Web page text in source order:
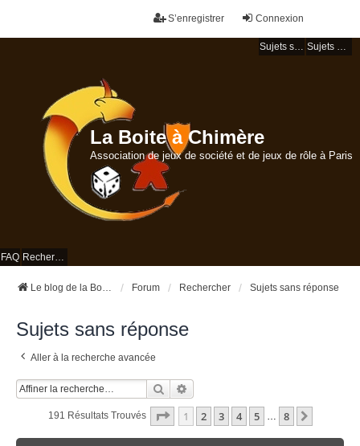
Connexion
S’enregistrer
Sujets sans réponse Sujets actifs
La Boite à Chimère
Association de jeux de société et de jeux de rôle à Paris
FAQ Rechercher
Le blog de la Boite à Chimère Forum Rechercher Sujets sans réponse
Sujets sans réponse
Aller à la recherche avancée
Rechercher
191 Résultats Trouvés Page 1Sur8
1 2 3 4 5 … 8